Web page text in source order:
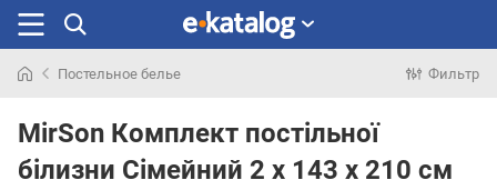
раньше
Постельное белье Фильтр
MirSon Комплект постільної
білизни Сімейний 2 x 143 x 210 см